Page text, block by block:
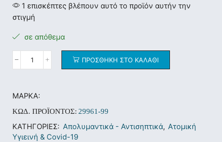
1 επισκέπτες βλέπουν αυτό το προϊόν αυτήν την
στιγμή
σε απόθεμα
ΠΡΟΣΘΉΚΗ ΣΤΟ ΚΑΛΆΘΙ
ΜΆΡΚΑ:
ΚΩΔ. ΠΡΟΪΌΝΤΟΣ: 29961-99
ΚΑΤΗΓΟΡΊΕΣ: Απολυμαντικά - Αντισηπτικά, Ατομική
Υγιεινή & Covid-19